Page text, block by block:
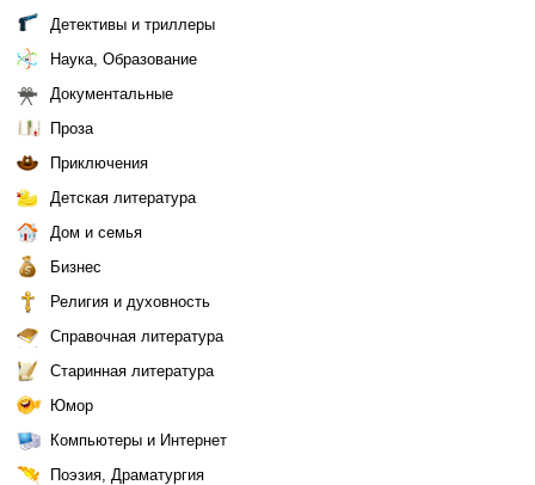
Детективы и триллеры
Наука, Образование
Документальные
Проза
Приключения
Детская литература
Дом и семья
Бизнес
Религия и духовность
Справочная литература
Старинная литература
Юмор
Компьютеры и Интернет
Поэзия, Драматургия